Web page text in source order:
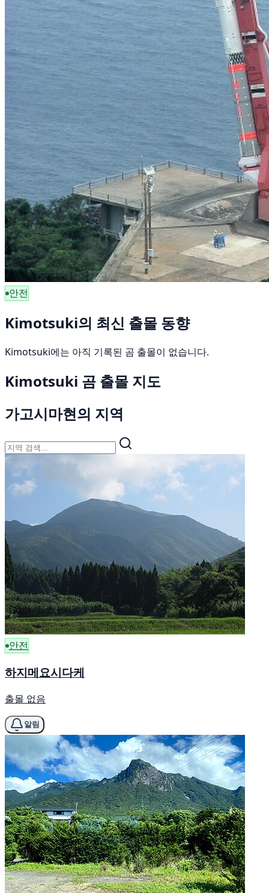
안전
Kimotsuki의 최신 출몰 동향
Kimotsuki에는 아직 기록된 곰 출몰이 없습니다.
Kimotsuki 곰 출몰 지도
가고시마현의 지역
안전
하지메요시다케
출몰 없음
알림